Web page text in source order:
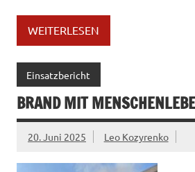
WEITERLESEN
Einsatzbericht
BRAND MIT
20. Juni 2025 Leo Kozyrenko